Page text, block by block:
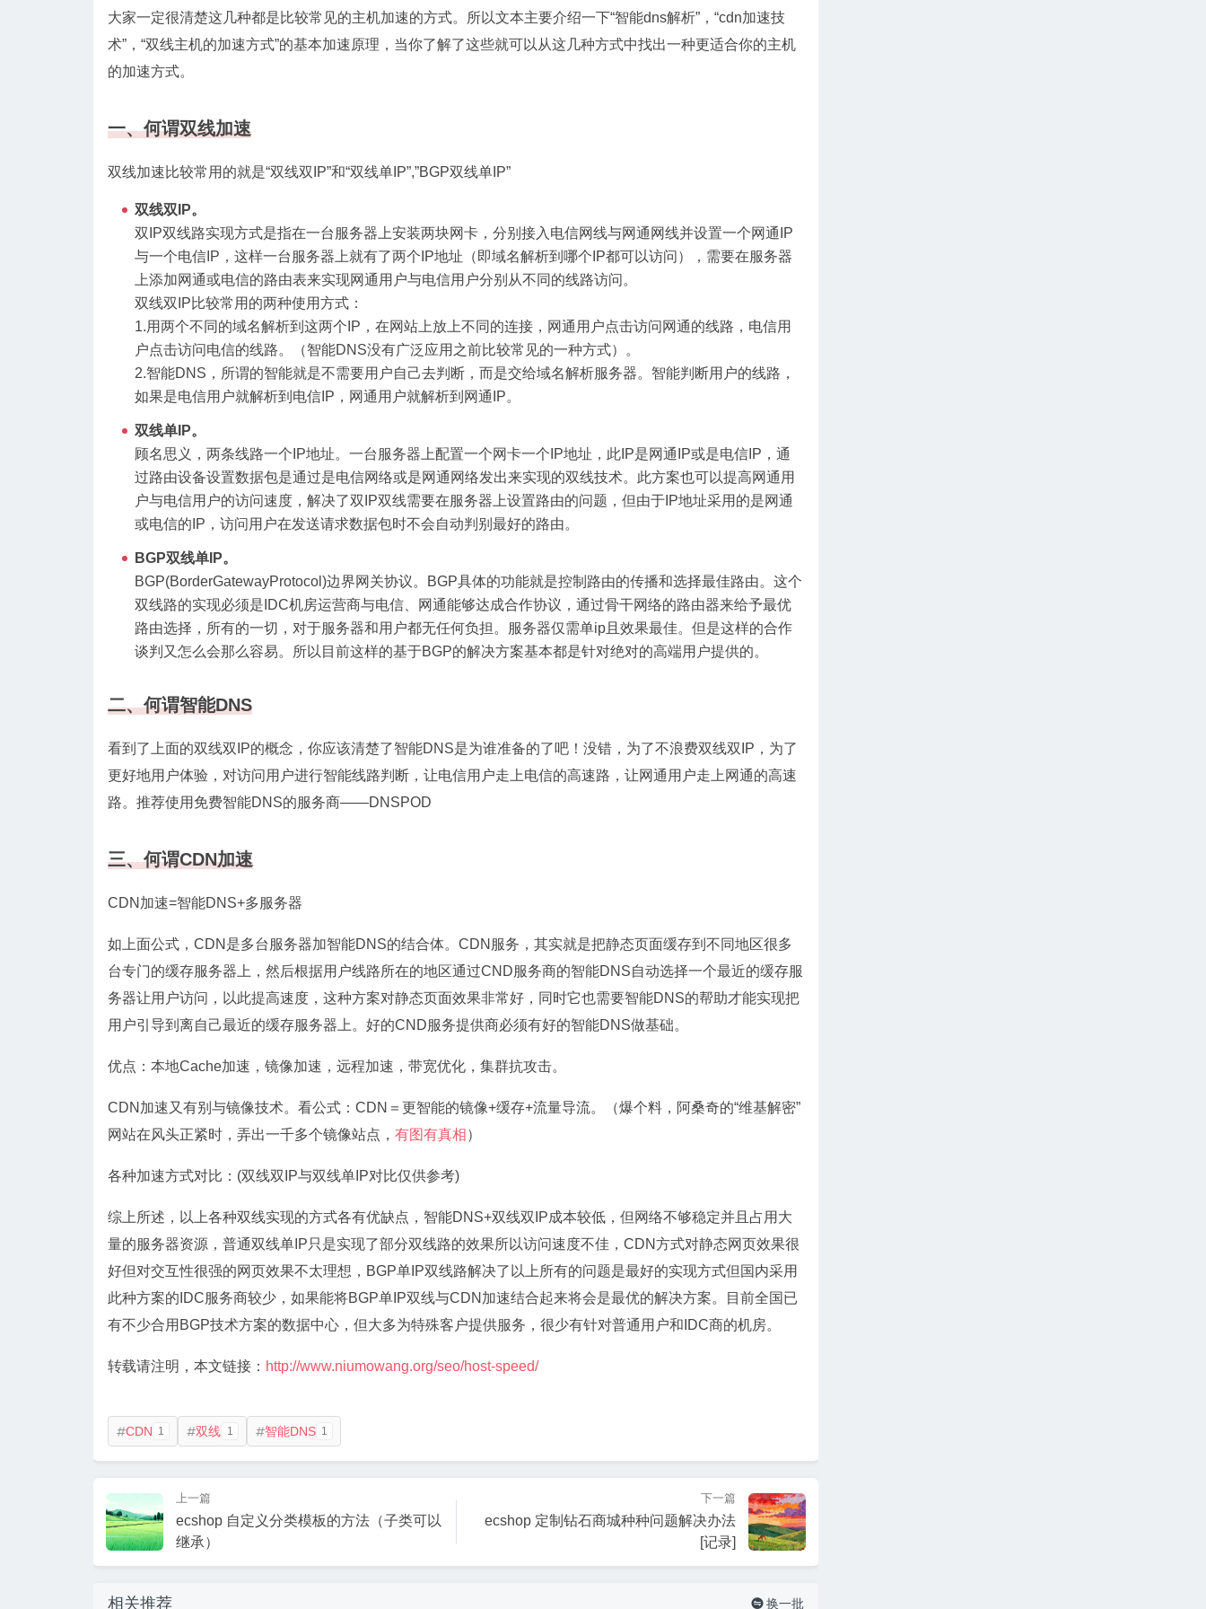
大家一定很清楚这几种都是比较常见的主机加速的方式。所以文本主要介绍一下“智能dns解析”，“cdn加速技
术”，“双线主机的加速方式”的基本加速原理，当你了解了这些就可以从这几种方式中找出一种更适合你的主机
的加速方式。
一、何谓双线加速
双线加速比较常用的就是“双线双IP”和“双线单IP”,”BGP双线单IP”
双线双IP。
双IP双线路实现方式是指在一台服务器上安装两块网卡，分别接入电信网线与网通网线并设置一个网通IP
与一个电信IP，这样一台服务器上就有了两个IP地址（即域名解析到哪个IP都可以访问），需要在服务器
上添加网通或电信的路由表来实现网通用户与电信用户分别从不同的线路访问。
双线双IP比较常用的两种使用方式：
1.用两个不同的域名解析到这两个IP，在网站上放上不同的连接，网通用户点击访问网通的线路，电信用
户点击访问电信的线路。（智能DNS没有广泛应用之前比较常见的一种方式）。
2.智能DNS，所谓的智能就是不需要用户自己去判断，而是交给域名解析服务器。智能判断用户的线路，
如果是电信用户就解析到电信IP，网通用户就解析到网通IP。
双线单IP。
顾名思义，两条线路一个IP地址。一台服务器上配置一个网卡一个IP地址，此IP是网通IP或是电信IP，通
过路由设备设置数据包是通过是电信网络或是网通网络发出来实现的双线技术。此方案也可以提高网通用
户与电信用户的访问速度，解决了双IP双线需要在服务器上设置路由的问题，但由于IP地址采用的是网通
或电信的IP，访问用户在发送请求数据包时不会自动判别最好的路由。
BGP双线单IP。
BGP(BorderGatewayProtocol)边界网关协议。BGP具体的功能就是控制路由的传播和选择最佳路由。这个
双线路的实现必须是IDC机房运营商与电信、网通能够达成合作协议，通过骨干网络的路由器来给予最优
路由选择，所有的一切，对于服务器和用户都无任何负担。服务器仅需单ip且效果最佳。但是这样的合作
谈判又怎么会那么容易。所以目前这样的基于BGP的解决方案基本都是针对绝对的高端用户提供的。
二、何谓智能DNS
看到了上面的双线双IP的概念，你应该清楚了智能DNS是为谁准备的了吧！没错，为了不浪费双线双IP，为了
更好地用户体验，对访问用户进行智能线路判断，让电信用户走上电信的高速路，让网通用户走上网通的高速
路。推荐使用免费智能DNS的服务商——DNSPOD
三、何谓CDN加速
CDN加速=智能DNS+多服务器
如上面公式，CDN是多台服务器加智能DNS的结合体。CDN服务，其实就是把静态页面缓存到不同地区很多
台专门的缓存服务器上，然后根据用户线路所在的地区通过CND服务商的智能DNS自动选择一个最近的缓存服
务器让用户访问，以此提高速度，这种方案对静态页面效果非常好，同时它也需要智能DNS的帮助才能实现把
用户引导到离自己最近的缓存服务器上。好的CND服务提供商必须有好的智能DNS做基础。
优点：本地Cache加速，镜像加速，远程加速，带宽优化，集群抗攻击。
CDN加速又有别与镜像技术。看公式：CDN＝更智能的镜像+缓存+流量导流。（爆个料，阿桑奇的“维基解密”
网站在风头正紧时，弄出一千多个镜像站点， 有图有真相）
各种加速方式对比：(双线双IP与双线单IP对比仅供参考)
综上所述，以上各种双线实现的方式各有优缺点，智能DNS+双线双IP成本较低，但网络不够稳定并且占用大
量的服务器资源，普通双线单IP只是实现了部分双线路的效果所以访问速度不佳，CDN方式对静态网页效果很
好但对交互性很强的网页效果不太理想，BGP单IP双线路解决了以上所有的问题是最好的实现方式但国内采用
此种方案的IDC服务商较少，如果能将BGP单IP双线与CDN加速结合起来将会是最优的解决方案。目前全国已
有不少合用BGP技术方案的数据中心，但大多为特殊客户提供服务，很少有针对普通用户和IDC商的机房。
转载请注明，本文链接： http://www.niumowang.org/seo/host-speed/
CDN 1 双线 1 智能DNS 1
上一篇
ecshop 自定义分类模板的方法（子类可以
继承）
下一篇
ecshop 定制钻石商城种种问题解决办法
[记录]
相关推荐  换一批